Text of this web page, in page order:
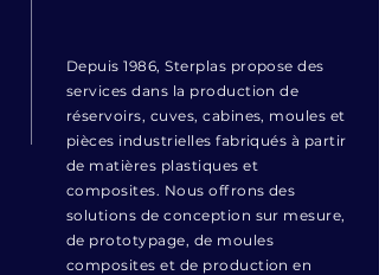
Depuis 1986, Sterplas propose des
services dans la production de
réservoirs, cuves, cabines, moules et
pièces industrielles fabriqués à partir
de matières plastiques et
composites. Nous offrons des
solutions de conception sur mesure,
de prototypage, de moules
composites et de production en